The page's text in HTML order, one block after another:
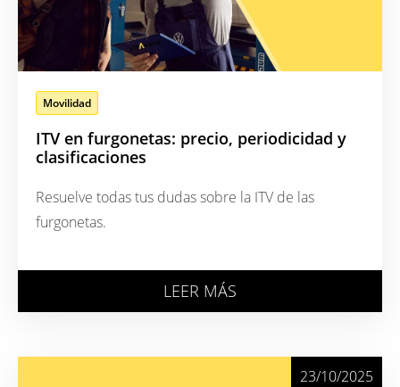
Movilidad
ITV en furgonetas: precio, periodicidad y
clasificaciones
Resuelve todas tus dudas sobre la ITV de las
furgonetas.
LEER MÁS
23/10/2025